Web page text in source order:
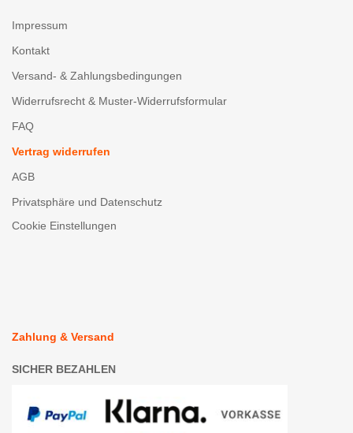
Impressum
Kontakt
Versand- & Zahlungsbedingungen
Widerrufsrecht & Muster-Widerrufsformular
FAQ
Vertrag widerrufen
AGB
Privatsphäre und Datenschutz
Cookie Einstellungen
Zahlung & Versand
SICHER BEZAHLEN